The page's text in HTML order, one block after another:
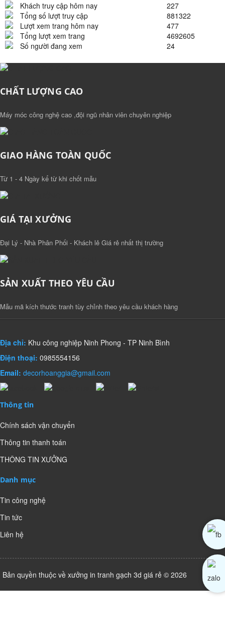
Khách truy cập hôm nay
227
Tổng số lượt truy cập
881322
Lượt xem trang hôm nay
477
Tổng lượt xem trang
4692605
Số người đang xem
24
CHẤT LƯỢNG CAO
Máy móc công nghệ cao ,đội ngũ nhân viên chuyên nghiệp
GIAO HÀNG TOÀN QUỐC
Từ 1 - 4 Ngày kể từ khi chốt mẫu
GIÁ TẠI XƯỞNG
Đại Lý - Nhà Phân Phối - Khách lẻ Giá rẻ nhất thị trường
SẢN XUẤT THEO YÊU CẦU
Mẫu mã kích thước tranh tùy chỉnh theo yêu cầu khách hàng
Địa chỉ: Khu công nghiệp Ninh Phong - TP Ninh Bình
Điện thoại: 0985554156
Email: decorhoanggia@gmail.com
Thông tin
Chính sách vận chuyển
Thông tin thanh toán
THÔNG TIN XƯỞNG
Danh mục
Tin công nghệ
Tin tức
Liên hệ
Bản quyền thuộc về xưởng in tranh gạch 3d giá rẻ © 2026